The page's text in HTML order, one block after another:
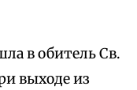
в обитель Св.
выходе из